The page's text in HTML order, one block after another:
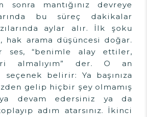
sonra mantığınız devreye
bu süreç dakikalar
aylar alır. İlk şoku
hak arama düşüncesi doğar.
ses, “benimle alay ettiler,
almalıyım” der. O an
belirir: Ya başınıza
gelip hiçbir şey olmamış
devam edersiniz ya da
adım atarsınız. İkinci